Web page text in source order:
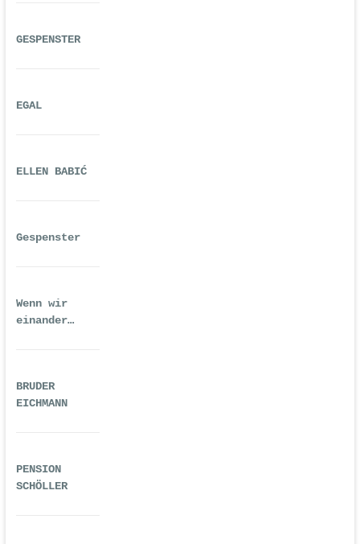
GESPENSTER
EGAL
ELLEN BABIĆ
Gespenster
Wenn wir
einander
BRUDER
EICHMANN
PENSION
SCHÖLLER